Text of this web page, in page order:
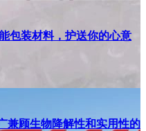
包装材料，护送你的心意
兼顾生物降解性和实用性的